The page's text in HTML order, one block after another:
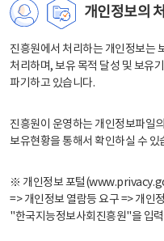
개인정보의
진흥원에서 처리하는 개인정보는
처리하며, 보유 목적 달성 및 보유
파기하고 있습니다.
진흥원이 운영하는 개인정보파일
보유현황을 통해서 확인하실 수 있
※ 개인정보 포털
=> 개인정보 열람등 요구 => 개인
"한국지능정보사회진흥원"을 입